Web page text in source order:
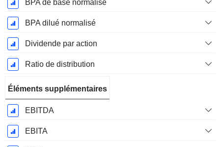
BPA de base normalisé
BPA dilué normalisé
Dividende par action
Ratio de distribution
Éléments supplémentaires
EBITDA
EBITA